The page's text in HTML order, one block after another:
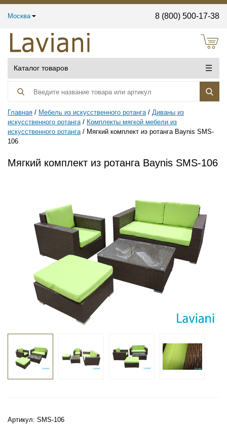
Москва 8 (800) 500-17-38
Каталог товаров
Главная Мебель из искусственного ротанга
Диваны из
искусственного ротанга
Комплекты мягкой мебели из
искусственного ротанга
Мягкий комплект из ротанга Baynis SMS-
106
Мягкий комплект из ротанга Baynis SMS-106
Артикул: SMS-106